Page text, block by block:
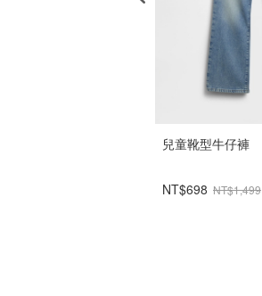
兒童靴型牛仔褲
NT$698 NT$1,499